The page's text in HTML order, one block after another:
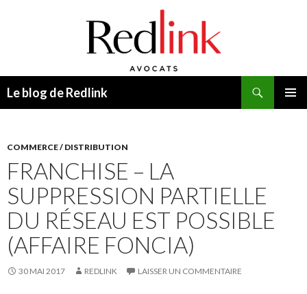
Le blog de Redlink
COMMERCE / DISTRIBUTION
FRANCHISE – LA
SUPPRESSION PARTIELLE
DU RÉSEAU EST POSSIBLE
(AFFAIRE FONCIA)
30 MAI 2017 REDLINK LAISSER UN COMMENTAIRE